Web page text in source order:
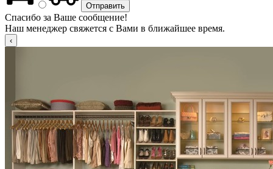
Спасибо за Ваше сообщение!
Наш менеджер свяжется с Вами в ближайшее время.